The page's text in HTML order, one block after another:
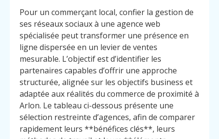
Pour un commerçant local, confier la gestion de
ses réseaux sociaux à une agence web
spécialisée peut transformer une présence en
ligne dispersée en un levier de ventes
mesurable. L’objectif est d’identifier les
partenaires capables d’offrir une approche
structurée, alignée sur les objectifs business et
adaptée aux réalités du commerce de proximité à
Arlon. Le tableau ci-dessous présente une
sélection restreinte d’agences, afin de comparer
rapidement leurs **bénéfices clés**, leurs